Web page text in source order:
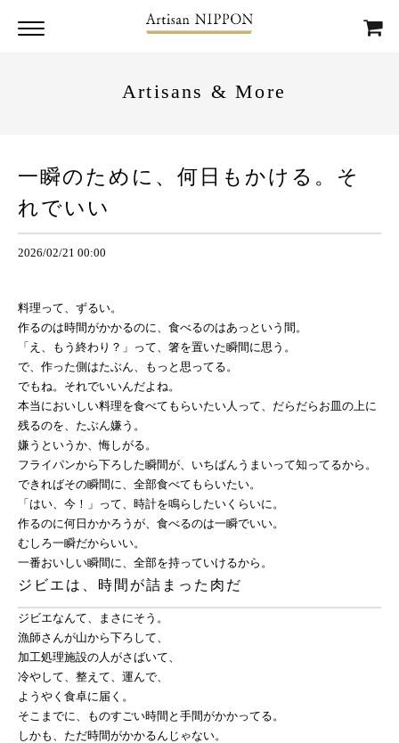
Artisans & More
一瞬のために、何日もかける。そ
れでいい
2026/02/21 00:00
料理って、ずるい。
作るのは時間がかかるのに、食べるのはあっという間。
「え、もう終わり？」って、箸を置いた瞬間に思う。
で、作った側はたぶん、もっと思ってる。
でもね。それでいいんだよね。
本当においしい料理を食べてもらいたい人って、だらだらお皿の上に
残るのを、たぶん嫌う。
嫌うというか、悔しがる。
フライパンから下ろした瞬間が、いちばんうまいって知ってるから。
できればその瞬間に、全部食べてもらいたい。
「はい、今！」って、時計を鳴らしたいくらいに。
作るのに何日かかろうが、食べるのは一瞬でいい。
むしろ一瞬だからいい。
一番おいしい瞬間に、全部を持っていけるから。
ジビエは、時間が詰まった肉だ
ジビエなんて、まさにそう。
漁師さんが山から下ろして、
加工処理施設の人がさばいて、
冷やして、整えて、運んで、
ようやく食卓に届く。
そこまでに、ものすごい時間と手間がかかってる。
しかも、ただ時間がかかるんじゃない。